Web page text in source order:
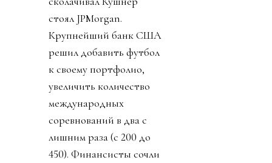
стоял JPMorgan.
Крупнейший банк США
решил добавить футбол
к своему портфолио,
увеличить количество
международных
соревнований в два с
лишним раза (с 200 до
450). Финансисты сочли